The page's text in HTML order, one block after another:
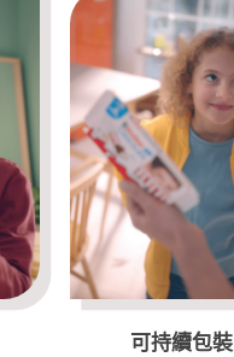
可持續包裝